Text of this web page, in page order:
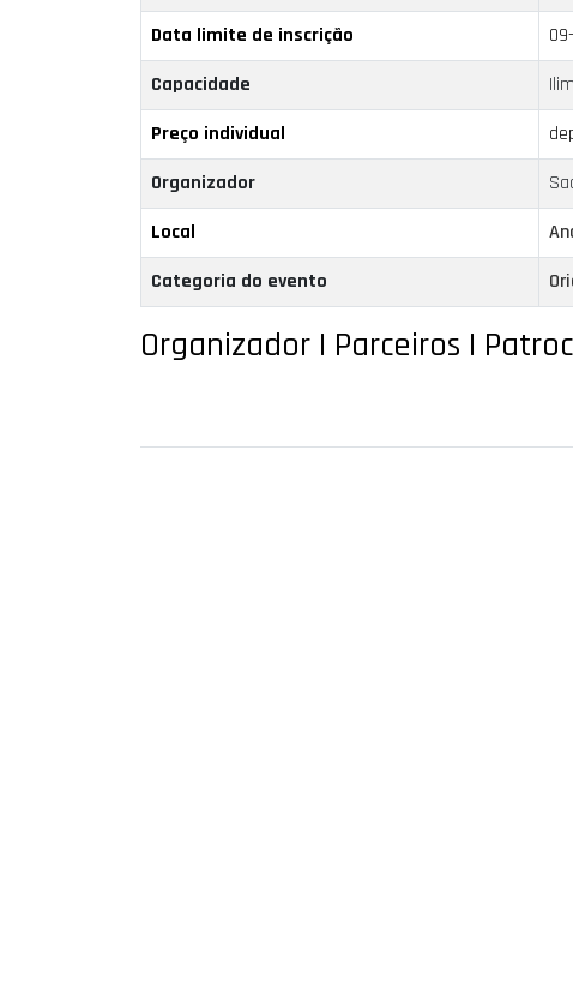
Data limite de inscrição
Capacidade
Preço individual
Organizador
Local
Categoria do evento
Organizador | Parceiros |